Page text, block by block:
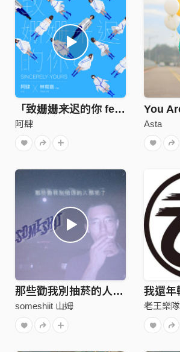
「致姗姗来迟的你 feat. YOGA」
阿肆 Asta
那些勸我別抽菸的人都死了（2019）
someshiit 山姆 老王樂隊